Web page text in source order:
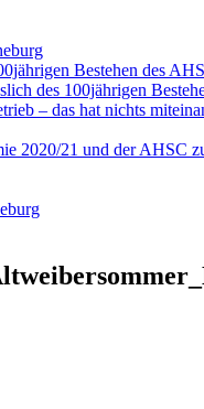
Bestehen des
des 100jährigen
– das hat nichts
2020/21 und der AHSC